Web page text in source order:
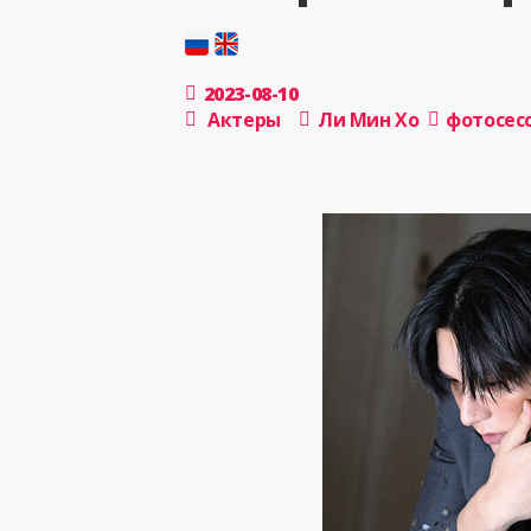
2023-08-10
Актеры
Ли Мин Хо